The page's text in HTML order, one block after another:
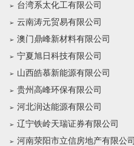
台湾系太化工有限公司
云南涛元贸易有限公司
澳门鼎峰新材料有限公司
宁夏旭日科技有限公司
山西皓慕新能源有限公司
贵州高峰环保有限公司
河北润达能源有限公司
辽宁铁岭天瑞证券有限公司
河南荥阳市立信房地产有限公司